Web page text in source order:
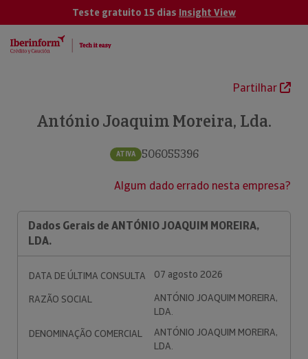
Teste gratuito 15 dias Insight View
Partilhar
António Joaquim Moreira, Lda.
ATIVA 506055396
Algum dado errado nesta empresa?
Dados Gerais de ANTÓNIO JOAQUIM MOREIRA,
LDA.
DATA DE ÚLTIMA CONSULTA
07 agosto 2026
RAZÃO SOCIAL
ANTÓNIO JOAQUIM MOREIRA,
LDA.
DENOMINAÇÃO COMERCIAL
ANTÓNIO JOAQUIM MOREIRA,
LDA.